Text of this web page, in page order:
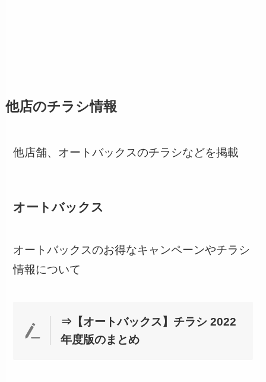
他店のチラシ情報
他店舗、オートバックスのチラシなどを掲載
オートバックス
オートバックスのお得なキャンペーンやチラシ
情報について
⇒【オートバックス】 チラシ 2022
年度版のまとめ